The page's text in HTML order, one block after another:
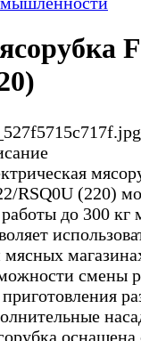
RSQ0U (220)
работы до 300
мясных
смены
приготовления